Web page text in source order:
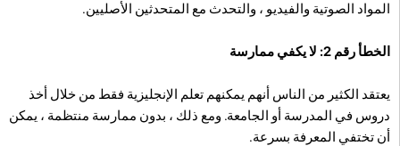
المواد الصوتية والفيديو ، والتحدث مع المتحدثين الأصليين.
الخطأ رقم 2: لا يكفي ممارسة
يعتقد الكثير من الناس أنهم يمكنهم تعلم الإنجليزية فقط من خلال أخذ
دروس في المدرسة أو الجامعة. ومع ذلك ، بدون ممارسة منتظمة ، يمكن
أن تختفي المعرفة بسرعة.